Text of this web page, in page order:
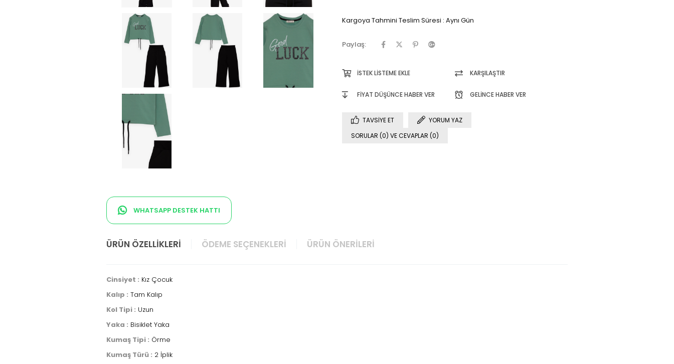
WHATSAPP DESTEK HATTI
Kargoya Tahmini Teslim Süresi : Aynı Gün
Paylaş:
İSTEK LISTEME EKLE KARŞILAŞTIR
FIYAT DÜŞÜNCE HABER VER GELINCE HABER VER
TAVSIYE ET
YORUM YAZ
SORULAR (0) VE CEVAPLAR (0)
ÜRÜN ÖZELLIKLERI ÖDEME SEÇENEKLERI ÜRÜN ÖNERILERI
Cinsiyet : Kız Çocuk
Kalıp : Tam Kalıp
Kol Tipi : Uzun
Yaka : Bisiklet Yaka
Kumaş Tipi : Örme
Kumaş Türü : 2 İplik